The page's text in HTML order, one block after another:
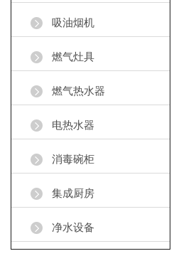
吸油烟机
燃气灶具
燃气热水器
电热水器
消毒碗柜
集成厨房
净水设备